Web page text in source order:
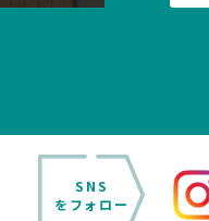
SNS
をフォロー